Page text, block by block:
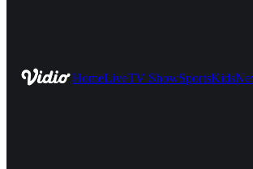
HomeLiveTV ShowSportsKids